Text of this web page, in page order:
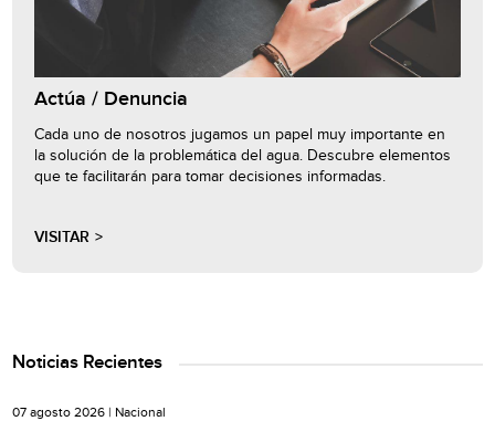
Actúa / Denuncia
Cada uno de nosotros jugamos un papel muy importante en
la solución de la problemática del agua. Descubre elementos
que te facilitarán para tomar decisiones informadas.
VISITAR
Noticias Recientes
07 agosto 2026 | Nacional